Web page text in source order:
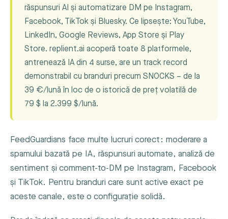
răspunsuri AI și automatizare DM pe Instagram,
Facebook, TikTok și Bluesky. Ce lipsește: YouTube,
LinkedIn, Google Reviews, App Store și Play
Store. replient.ai acoperă toate 8 platformele,
antrenează IA din 4 surse, are un track record
demonstrabil cu branduri precum SNOCKS – de la
39 €/lună în loc de o istorică de preț volatilă de
79 $ la 2.399 $/lună.
FeedGuardians face multe lucruri corect: moderare a
spamului bazată pe IA, răspunsuri automate, analiză de
sentiment și comment-to-DM pe Instagram, Facebook
și TikTok. Pentru branduri care sunt active exact pe
aceste canale, este o configurație solidă.